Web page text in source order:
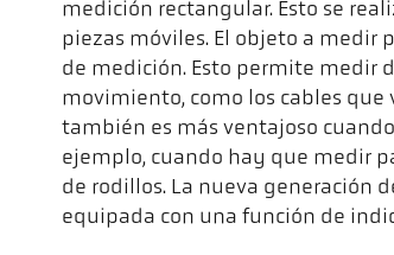
medición rectangular. Esto se
piezas móviles. El objeto a medir
de medición. Esto permite medir
movimiento, como los cables
también es más ventajoso
ejemplo, cuando hay que medir
de rodillos. La nueva generación
equipada con una función de